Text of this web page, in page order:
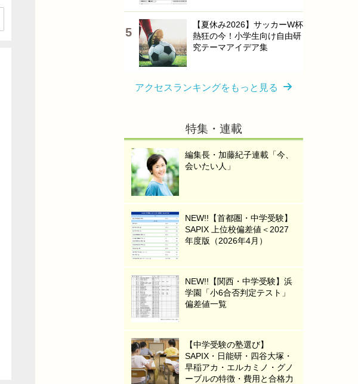
【夏休み2026】サッカーW杯
熱狂の今！小学生向け自由研
究テーマアイデア集
アクセスランキングをもっと見る
特集・連載
編集長・加藤紀子連載「今、
会いたい人」
NEW!!【首都圏・中学受験】
SAPIX 上位校偏差値＜2027
年度版（2026年4月）
NEW!!【関西・中学受験】浜
学園「小6合否判定テスト」
偏差値一覧
【中学受験の塾選び】
SAPIX・日能研・四谷大塚・
早稲アカ・エルカミノ・グノ
ーブルの特徴・費用と合格力